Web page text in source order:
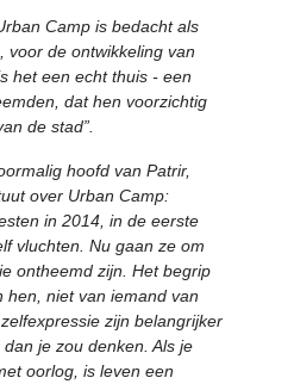
Camp is bedacht als
voor de ontwikkeling van
het een echt thuis - een
dat hen voorzichtig
de stad”.
hoofd van Patrir,
over Urban Camp:
in 2014, in de eerste
vluchten. Nu gaan ze om
ontheemd zijn. Het begrip
hen, niet van iemand van
zijn belangrijker
je zou denken. Als je
oorlog, is leven een